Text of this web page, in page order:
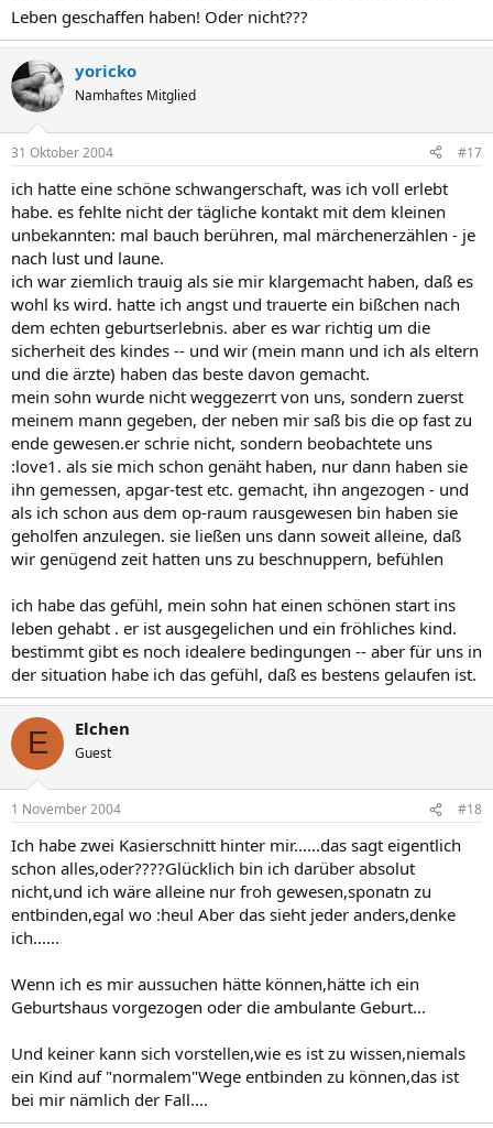
Leben geschaffen haben! Oder nicht???
yoricko
Namhaftes Mitglied
31 Oktober 2004 #17
ich hatte eine schöne schwangerschaft, was ich voll erlebt
habe. es fehlte nicht der tägliche kontakt mit dem kleinen
unbekannten: mal bauch berühren, mal märchenerzählen - je
nach lust und laune.
ich war ziemlich trauig als sie mir klargemacht haben, daß es
wohl ks wird. hatte ich angst und trauerte ein bißchen nach
dem echten geburtserlebnis. aber es war richtig um die
sicherheit des kindes -- und wir (mein mann und ich als eltern
und die ärzte) haben das beste davon gemacht.
mein sohn wurde nicht weggezerrt von uns, sondern zuerst
meinem mann gegeben, der neben mir saß bis die op fast zu
ende gewesen.er schrie nicht, sondern beobachtete uns
:love1. als sie mich schon genäht haben, nur dann haben sie
ihn gemessen, apgar-test etc. gemacht, ihn angezogen - und
als ich schon aus dem op-raum rausgewesen bin haben sie
geholfen anzulegen. sie ließen uns dann soweit alleine, daß
wir genügend zeit hatten uns zu beschnuppern, befühlen
ich habe das gefühl, mein sohn hat einen schönen start ins
leben gehabt . er ist ausgegelichen und ein fröhliches kind.
bestimmt gibt es noch idealere bedingungen -- aber für uns in
der situation habe ich das gefühl, daß es bestens gelaufen ist.
E Elchen
Guest
1 November 2004 #18
Ich habe zwei Kasierschnitt hinter mir......das sagt eigentlich
schon alles,oder????Glücklich bin ich darüber absolut
nicht,und ich wäre alleine nur froh gewesen,sponatn zu
entbinden,egal wo :heul Aber das sieht jeder anders,denke
ich......
Wenn ich es mir aussuchen hätte können,hätte ich ein
Geburtshaus vorgezogen oder die ambulante Geburt...
Und keiner kann sich vorstellen,wie es ist zu wissen,niemals
ein Kind auf "normalem"Wege entbinden zu können,das ist
bei mir nämlich der Fall....